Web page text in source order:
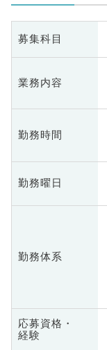
募集科目
業務内容
勤務時間
勤務曜日
勤務体系
応募資格・
経験